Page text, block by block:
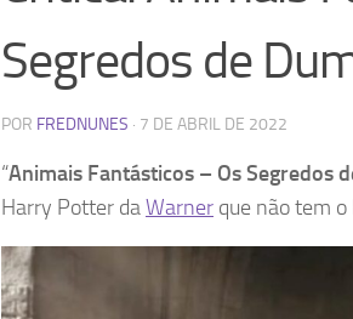
Segredos de
POR FREDNUNES · 7 DE ABRIL DE 2022
“Animais Fantásticos – Os Segredos
Harry Potter daWarner que não tem